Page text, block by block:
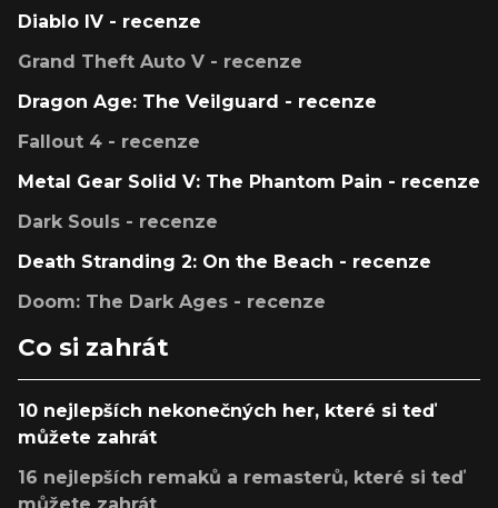
Diablo IV - recenze
Grand Theft Auto V - recenze
Dragon Age: The Veilguard - recenze
Fallout 4 - recenze
Metal Gear Solid V: The Phantom Pain - recenze
Dark Souls - recenze
Death Stranding 2: On the Beach - recenze
Doom: The Dark Ages - recenze
Co si zahrát
10 nejlepších nekonečných her, které si teď
můžete zahrát
16 nejlepších remaků a remasterů, které si teď